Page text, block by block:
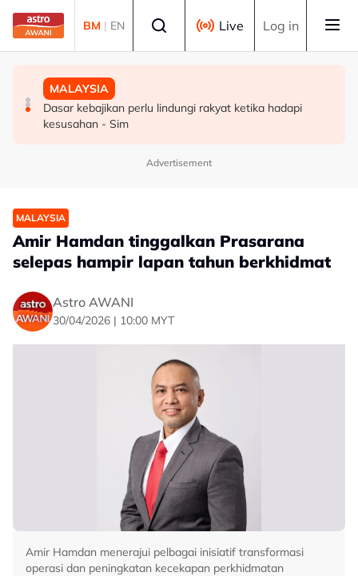
Skip to main content
BM | EN Live Log in
POLITIK
PH sambut baik keterbukaan BN runding angihan kerusi
di Melaka - Fahmi
MALAYSIA
Dua lelaki ditahan ketika sedang berlumba haram di
Kuala Kedah
MALAYSIA
Dasar kebajikan perlu lindungi rakyat ketika hadapi
kesusahan - Sim
Advertisement
MALAYSIA
Amir Hamdan tinggalkan Prasarana
selepas hampir lapan tahun berkhidmat
Astro AWANI
30/04/2026 | 10:00 MYT
Amir Hamdan menerajui pelbagai inisiatif transformasi
operasi dan peningkatan kecekapan perkhidmatan